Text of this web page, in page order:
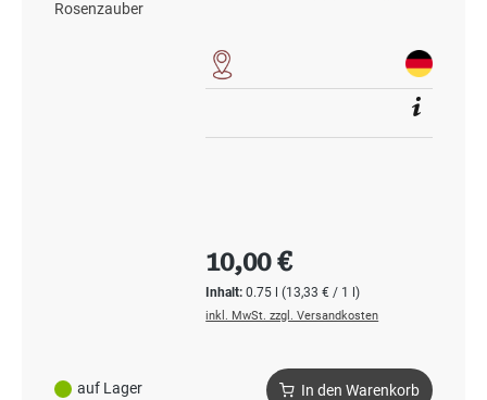
auf Lager
Inhalt:0.75 l(13,33 € / 1 l)
Regulärer Preis:
10,00 €
inkl. MwSt. zzgl. Versandkosten
In den Warenkorb